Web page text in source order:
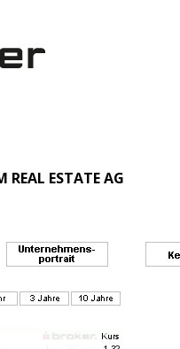
REAL ESTATE AG